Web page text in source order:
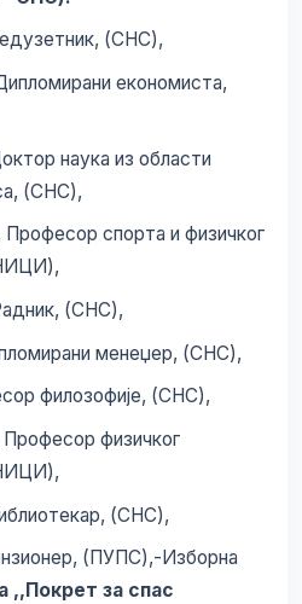
(СНС),
економиста,
наука из области
(СНС),
Професор спорта и физичког
(СНС),
менеџер, (СНС),
филозофије, (СНС),
физичког
(СНС),
(ПУПС),-Изборна
,,Покрет за спас